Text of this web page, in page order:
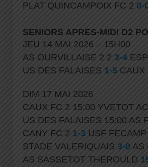
PLAT QUINCAMPOIX FC 2 0-
SENIORS APRES-MIDI D2
JEU 14 MAI 2026 – 15H00
AS OURVILLAISE 2 2 3-4
US DES FALAISES 1-5 CAUX
DIM 17 MAI 2026
CAUX FC 2 15:00 YVETOT
US DES FALAISES 15:00 AS
CANY FC 2 1-3 USF FECAMP
STADE VALERIQUAIS 3-0 AS
AS SASSETOT THEROULD